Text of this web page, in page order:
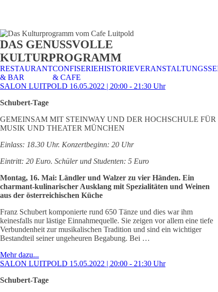
CAFE &
RESTAURANT
TISCHRESERVIERUNG
& KARTE
TISCHRESERVIERUNG
& SPEISEKARTE
DAS GENUSSVOLLE
KULTURPROGRAMM
RESTAURANT
& BAR
CONFISERIE
& CAFE
HISTORIE
SALON LUITPOLD 16.05.2022 | 20:00 - 21:30 Uhr
Schubert-Tage
GEMEINSAM MIT STEINWAY UND DER HOCHSCHULE FÜR
MUSIK UND THEATER MÜNCHEN
Einlass: 18.30 Uhr. Konzertbeginn: 20 Uhr
Eintritt: 20 Euro. Schüler und Studenten: 5 Euro
Montag, 16. Mai: Ländler und Walzer zu vier Händen. Ein
charmant-kulinarischer Ausklang mit Spezialitäten und Weinen
aus der österreichischen Küche
Franz Schubert komponierte rund 650 Tänze und dies war ihm
keinesfalls nur lästige Einnahmequelle. Sie zeigen vor allem eine tiefe
Verbundenheit zur musikalischen Tradition und sind ein wichtiger
Bestandteil seiner ungeheuren Begabung. Bei …
Mehr dazu...
SALON LUITPOLD 15.05.2022 | 20:00 - 21:30 Uhr
Schubert-Tage